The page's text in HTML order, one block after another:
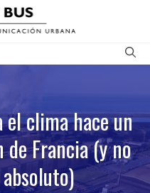
el clima hace un
de Francia (y no